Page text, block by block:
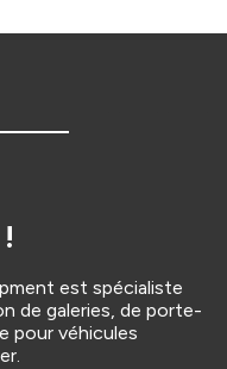
est spécialiste
de galeries, de porte-
pour véhicules